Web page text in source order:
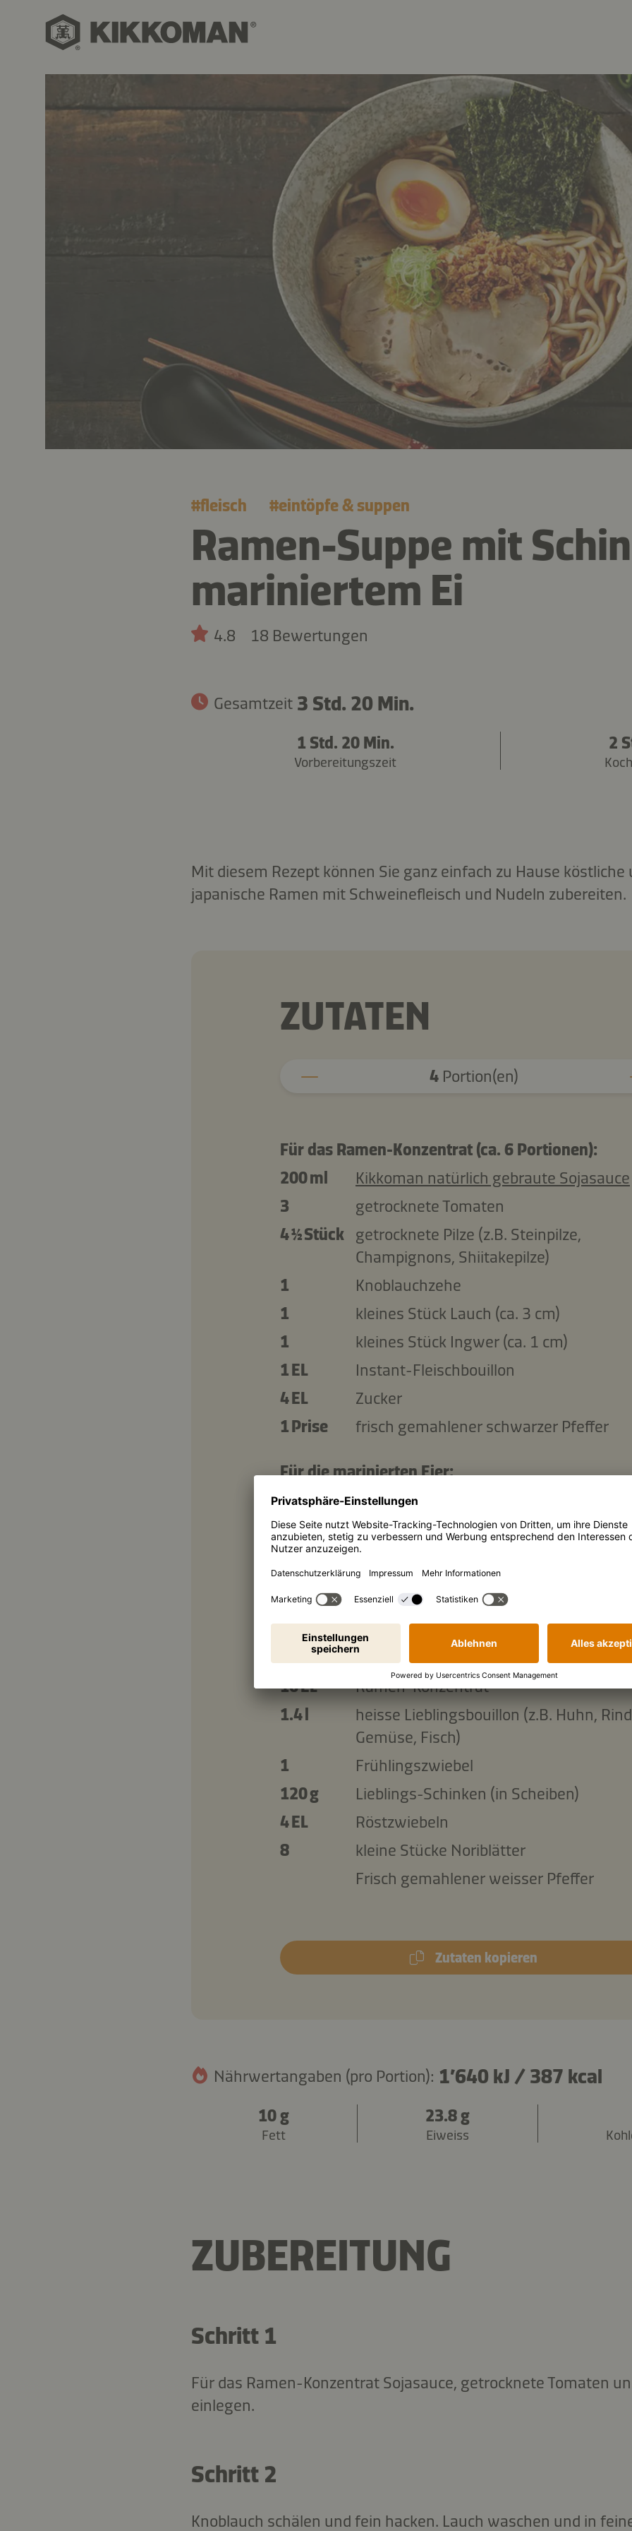
#fleisch #eintöpfe & suppen
Ramen-Suppe mit
mariniertem Ei
4.8 18 Bewertungen
Gesamtzeit 3 Std. 20 Min.
1 Std. 20 Min.
Vorbereitungszeit
2
Mit diesem Rezept können Sie ganz einfach zu Hause
japanische Ramen mit Schweinefleisch und Nudeln zubereiten.
ZUTATEN
4Portion(en)
Für das Ramen-Konzentrat (ca. 6 Portionen):
200 ml
Kikkoman natürlich gebraute Sojasauce
3
getrocknete Tomaten
4 ½ Stück getrocknete Pilze (z.B. Steinpilze,
Champignons, Shiitakepilze)
1
Knoblauchzehe
1
kleines Stück Lauch (ca. 3 cm)
1
kleines Stück Ingwer (ca. 1 cm)
1 EL
Instant-Fleischbouillon
4 EL
Zucker
1 Prise
frisch gemahlener schwarzer Pfeffer
Für die marinierten Eier:
2
Eier
2 EL
Hühnerbouillon
1 ½ EL
Kikkoman natürlich gebraute Sojasauce
Zucker
Für die Ramen-Suppe:
200 g
Ramen-Nudeln
16 EL
Ramen-Konzentrat
1.4 l
heisse Lieblingsbouillon (z.B. Huhn,
Gemüse, Fisch)
1
Frühlingszwiebel
120 g
Lieblings-Schinken (in Scheiben)
4 EL
Röstzwiebeln
8
kleine Stücke Noriblätter
Frisch gemahlener weisser Pfeffer
Zutaten kopieren
Nährwertangaben (pro Portion): 1’640 kJ / 387 kcal
10 g
Fett
23.8 g
Eiweiss
ZUBEREITUNG
Schritt 1
Für das Ramen-Konzentrat Sojasauce, getrocknete Tomaten
einlegen.
Schritt 2
Knoblauch schälen und fein hacken. Lauch waschen und in